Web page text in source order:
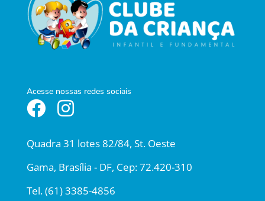
Acesse nossas redes sociais
 
Quadra 31 lotes 82/84, St. Oeste
Gama, Brasília - DF, Cep: 72.420-310
Tel.(61) 3385-4856